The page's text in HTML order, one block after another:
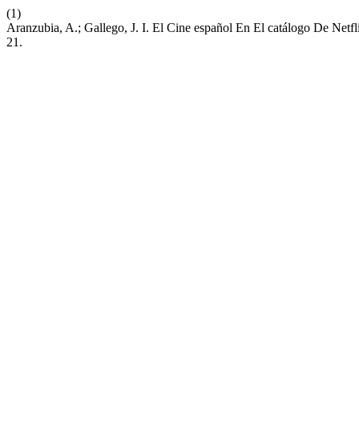
(1)
Aranzubia, A.; Gallego, J. I. El Cine español En El catálogo De
21.